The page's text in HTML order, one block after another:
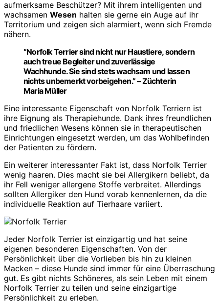
aufmerksame Beschützer? Mit ihrem intelligenten und
wachsamen Wesen halten sie gerne ein Auge auf ihr
Territorium und zeigen sich alarmiert, wenn sich Fremde
nähern.
“Norfolk Terrier sind nicht nur Haustiere, sondern
auch treue Begleiter und zuverlässige
Wachhunde. Sie sind stets wachsam und lassen
nichts unbemerkt vorbeigehen.” – Züchterin
Maria Müller
Eine interessante Eigenschaft von Norfolk Terriern ist
ihre Eignung als Therapiehunde. Dank ihres freundlichen
und friedlichen Wesens können sie in therapeutischen
Einrichtungen eingesetzt werden, um das Wohlbefinden
der Patienten zu fördern.
Ein weiterer interessanter Fakt ist, dass Norfolk Terrier
wenig haaren. Dies macht sie bei Allergikern beliebt, da
ihr Fell weniger allergene Stoffe verbreitet. Allerdings
sollten Allergiker den Hund vorab kennenlernen, da die
individuelle Reaktion auf Tierhaare variiert.
Jeder Norfolk Terrier ist einzigartig und hat seine
eigenen besonderen Eigenschaften. Von der
Persönlichkeit über die Vorlieben bis hin zu kleinen
Macken – diese Hunde sind immer für eine Überraschung
gut. Es gibt nichts Schöneres, als sein Leben mit einem
Norfolk Terrier zu teilen und seine einzigartige
Persönlichkeit zu erleben.